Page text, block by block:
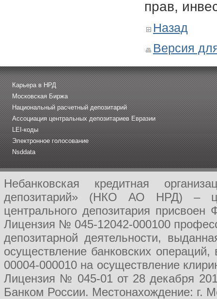
прав,
Назад
Версия
Карьера в НРД
Московская Биржа
Национальный расчетный депозитарий
Ассоциация центральных депозитариев Евразии
LEI-коды
Электронное голосование
Nsddata
Небанковская кредитная
депозитарий» (НКО АО НРД) –
центрального депозитария
Лицензия № 045-12042-000100
депозитарной деятельности,
осуществление банковских
00004-000010 на осуществление
Лицензия № 045-01 от 28 декабря
Банком России. Местонахождение: г.